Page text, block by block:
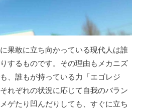
果敢に立ち向かっている現代人は誰
するものです。その理由もメカニズ
、誰もが持っている力「エゴレジ
れぞれの状況に応じて自我のバラン
ゲたり凹んだりしても、すぐに立ち